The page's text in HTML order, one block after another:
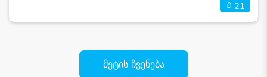
21
მეტის ჩვენება